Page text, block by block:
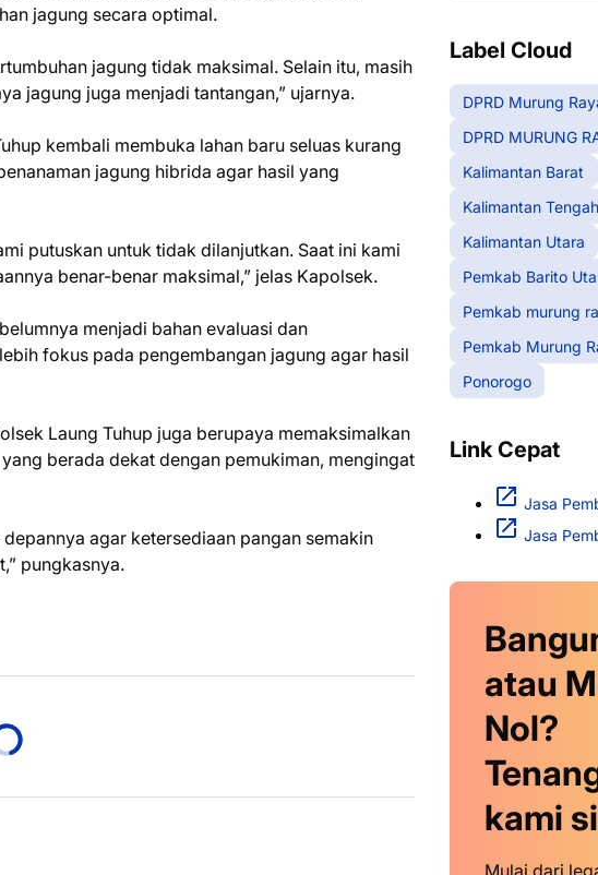
jagung secara optimal.
jagung tidak maksimal. Selain itu, masih
jagung juga menjadi tantangan,” ujarnya.
kembali membuka lahan baru seluas kurang
jagung hibrida agar hasil yang
putuskan untuk tidak dilanjutkan. Saat ini kami
benar-benar maksimal,” jelas Kapolsek.
menjadi bahan evaluasi dan
fokus pada pengembangan jagung agar hasil
Laung Tuhup juga berupaya memaksimalkan
berada dekat dengan pemukiman, mengingat
agar ketersediaan pangan semakin
pungkasnya.
Label Cloud
DPRD Murung
DPRD MURUNG
Kalimantan Barat
Kalimantan Tengah
Kalimantan Utara
Pemkab Barito
Pemkab murung
Pemkab Murung
Ponorogo
Link Cepat
Jasa
Jasa
atau
Nol?
kami
Mulai dari